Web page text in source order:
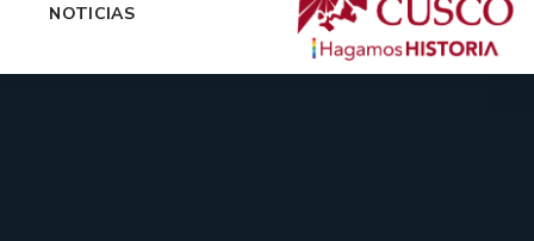
NOTICIAS